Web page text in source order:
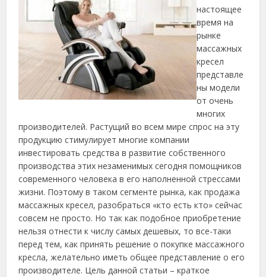
настоящее
время на
рынке
массажных
кресел
представле
ны модели
от очень
многих
производителей. Растущий во всем мире спрос на эту
продукцию стимулирует многие компании
инвестировать средства в развитие собственного
производства этих незаменимых сегодня помощников
современного человека в его наполненной стрессами
жизни. Поэтому в таком сегменте рынка, как продажа
массажных кресел, разобраться «кто есть кто» сейчас
совсем не просто. Но так как подобное приобретение
нельзя отнести к числу самых дешевых, то все-таки
перед тем, как принять решение о покупке массажного
кресла, желательно иметь общее представление о его
производителе. Цель данной статьи – краткое